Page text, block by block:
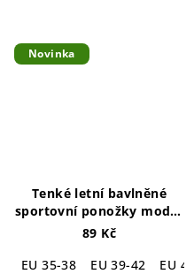
Novinka
Tenké letní bavlněné
sportovní ponožky modré
Noizy Blue Thin Summer
89 Kč
EU 35-38
EU 39-42 EU